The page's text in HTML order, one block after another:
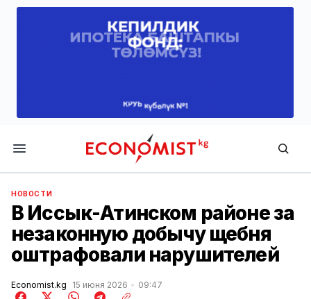
Economist.kg
НОВОСТИ
В Иссык-Атинском районе за
незаконную добычу щебня
оштрафовали нарушителей
Economist.kg 15 июня 2026 09:47